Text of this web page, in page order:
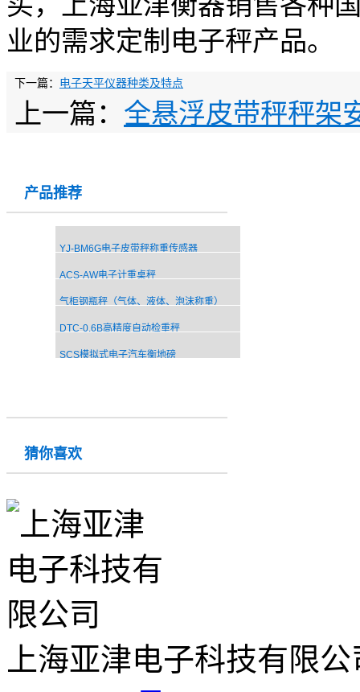
业的需求定制电子秤产品。
下一篇： 电子天平仪器种类及特点
上一篇： 全悬浮皮带秤秤架
产品推荐
YJ-BM6G电子皮带秤称重传感器
ACS-AW电子计重桌秤
气柜钢瓶秤（气体、液体、泡沫称重）
DTC-0.6B高精度自动检重秤
SCS模拟式电子汽车衡地磅
猜你喜欢
上海亚津电子科技有限